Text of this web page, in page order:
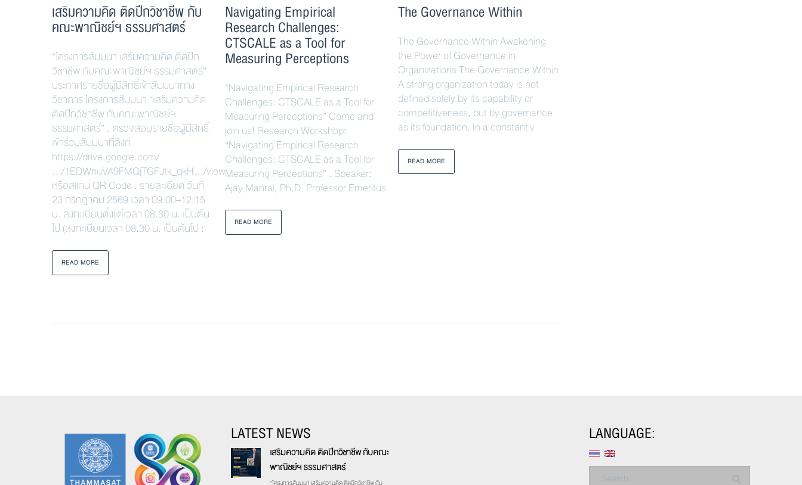
เสริมความคิด ติดปีกวิชาชีพ กับ
คณะพาณิชย์ฯ ธรรมศาสตร์
“โครงการสัมมนา เสริมความคิด ติดปีก
วิชาชีพ กับคณะพาณิชย์ฯ ธรรมศาสตร์”
ประกาศรายชื่อผู้มีสิทธิ์เข้าสัมมนาทาง
วิชาการ โครงการสัมมนา “เสริมความคิด
ติดปีกวิชาชีพ กับคณะพาณิชย์ฯ
ธรรมศาสตร์” . ตรวจสอบรายชื่อผู้มีสิทธิ์
เข้าร่วมสัมมนาที่ลิงก์
https://drive.google.com/
…/1EDWnuVA9FMQjTGFJtk_qkH…/view
หรือสแกน QR Code . รายละเอียด วันที่
23 กรกฎาคม 2569 เวลา 09.00–12.15
น. ลงทะเบียนตั้งแต่เวลา 08.30 น. เป็นต้น
ไป (ลงทะเบียนเวลา 08.30 น. เป็นต้นไป :
READ MORE
Navigating Empirical
Research Challenges:
CTSCALE as a Tool for
Measuring Perceptions
“Navigating Empirical Research
Challenges: CTSCALE as a Tool for
Measuring Perceptions” Come and
join us! Research Workshop:
“Navigating Empirical Research
Challenges: CTSCALE as a Tool for
Measuring Perceptions” . Speaker:
Ajay Manrai, Ph.D. Professor Emeritus
READ MORE
The Governance Within
The Governance Within Awakening
the Power of Governance in
Organizations The Governance Within
A strong organization today is not
defined solely by its capability or
competitiveness, but by governance
as its foundation. In a constantly
READ MORE
LATEST NEWS
เสริมความคิด ติดปีกวิชาชีพ กับคณะ
พาณิชย์ฯ ธรรมศาสตร์
“โครงการสัมมนา เสริมความคิด ติดปีกวิชาชีพ กับ
LANGUAGE: